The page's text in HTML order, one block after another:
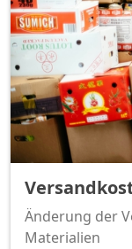
Änderung der
Materialien